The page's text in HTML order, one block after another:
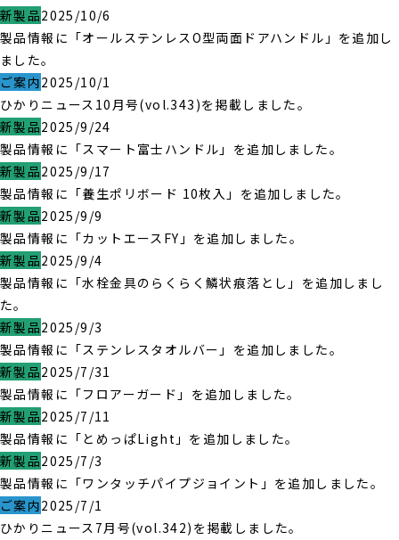
新製品2025/10/6
製品情報に「オールステンレスO型両面ドアハンドル」を追加し
ました。
ご案内2025/10/1
ひかりニュース10月号(vol.343)を掲載しました。
新製品2025/9/24
製品情報に「スマート富士ハンドル」を追加しました。
新製品2025/9/17
製品情報に「養生ポリボード 10枚入」を追加しました。
新製品2025/9/9
製品情報に「カットエースFY」を追加しました。
新製品2025/9/4
製品情報に「水栓金具のらくらく鱗状痕落とし」を追加しまし
た。
新製品2025/9/3
製品情報に「ステンレスタオルバー」を追加しました。
新製品2025/7/31
製品情報に「フロアーガード」を追加しました。
新製品2025/7/11
製品情報に「とめっぱLight」を追加しました。
新製品2025/7/3
製品情報に「ワンタッチパイプジョイント」を追加しました。
ご案内2025/7/1
ひかりニュース7月号(vol.342)を掲載しました。